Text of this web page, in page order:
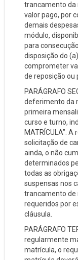
trancamento da
valor pago, por
demais
módulo,
para
disposição do
comprometer
de reposição ou
PARÁGRAFO
deferimento da
primeira
curso e turno,
MATRÍCULA”.
solicitação de
ainda, o não
determinados
todas as
suspensas nos
trancamento de
requeridos por
cláusula.
PARÁGRAFO
regularmente
matrícula, o